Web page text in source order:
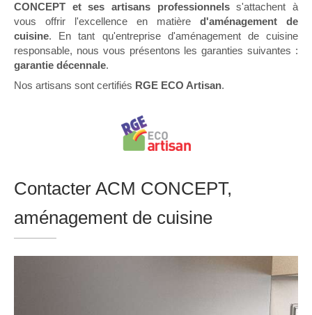
CONCEPT et ses artisans professionnelss'attachent à
vous offrir l'excellence en matière d'aménagement de
cuisine. En tant qu'entreprise d'aménagement de cuisine
responsable, nous vous présentons les garanties suivantes :
garantie décennale.
Nos artisans sont certifiés RGE ECO Artisan.
Contacter ACM CONCEPT,
aménagement de cuisine